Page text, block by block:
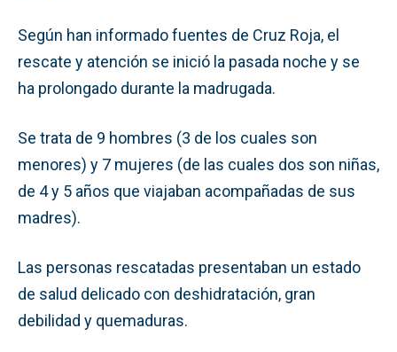
Según han informado fuentes de Cruz Roja, el
rescate y atención se inició la pasada noche y se
ha prolongado durante la madrugada.
Se trata de 9 hombres (3 de los cuales son
menores) y 7 mujeres (de las cuales dos son niñas,
de 4 y 5 años que viajaban acompañadas de sus
madres).
Las personas rescatadas presentaban un estado
de salud delicado con deshidratación, gran
debilidad y quemaduras.